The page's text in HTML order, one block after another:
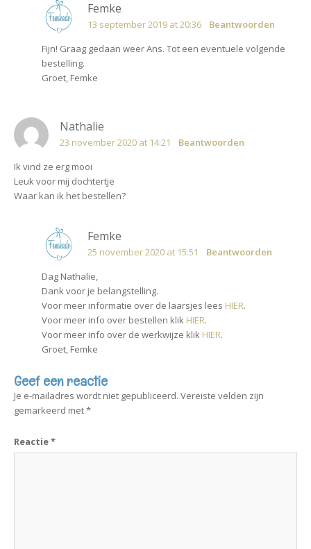
Femke
13 september 2019 at 20:36
Beantwoorden
Fijn! Graag gedaan weer Ans. Tot een eventuele volgende
bestelling.
Groet, Femke
Nathalie
23 november 2020 at 14:21
Beantwoorden
Ik vind ze erg mooi
Leuk voor mij dochtertje
Waar kan ik het bestellen?
Femke
25 november 2020 at 15:51
Beantwoorden
Dag Nathalie,
Dank voor je belangstelling.
Voor meer informatie over de laarsjes lees HIER.
Voor meer info over bestellen klik HIER.
Voor meer info over de werkwijze klik HIER.
Groet, Femke
Geef een reactie
Je e-mailadres wordt niet gepubliceerd. Vereiste velden zijn
gemarkeerd met*
Reactie*